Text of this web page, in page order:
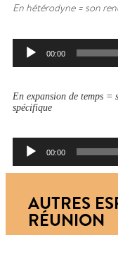
En hétérodyne = son
Lecteur
audio
00:00
En expansion de temps =
spécifique
Lecteur
audio
00:00
AUTRES
RÉUNION